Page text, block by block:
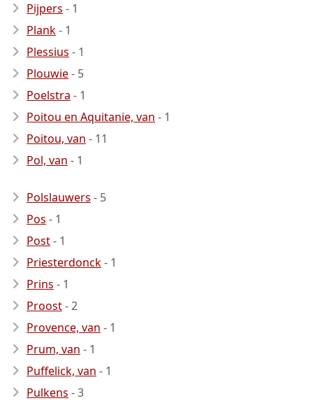
Pijpers - 1
Plank- 1
Plessius - 1
Plouwie- 5
Poelstra - 1
Poitou en Aquitanie, van - 1
Poitou, van - 11
Pol, van - 1
Polslauwers - 5
Pos - 1
Post- 1
Priesterdonck- 1
Prins - 1
Proost- 2
Provence, van - 1
Prum, van - 1
Puffelick, van - 1
Pulkens - 3